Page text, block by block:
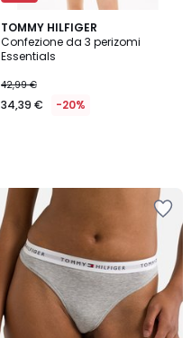
TOMMY HILFIGER
Confezione da 3 perizomi
Essentials
42,99 €
34,39 € -20%